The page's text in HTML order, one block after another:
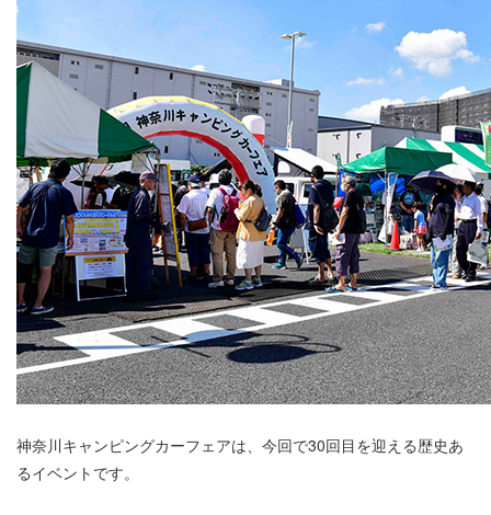
神奈川キャンピングカーフェアは、今回で30回目を迎える歴史あ
るイベントです。